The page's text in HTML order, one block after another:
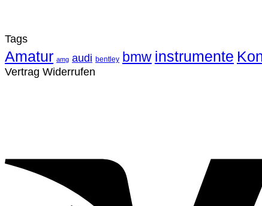
Tags
Amatur amg audi bentley bmw instrumente
Vertrag Widerrufen